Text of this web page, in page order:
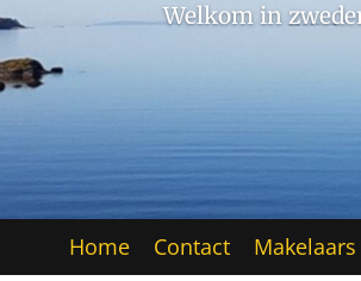
Welkom in
Home Contact